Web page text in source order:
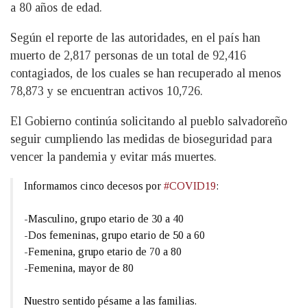
a 80 años de edad.
Según el reporte de las autoridades, en el país han
muerto de 2,817 personas de un total de 92,416
contagiados, de los cuales se han recuperado al menos
78,873 y se encuentran activos 10,726.
El Gobierno continúa solicitando al pueblo salvadoreño
seguir cumpliendo las medidas de bioseguridad para
vencer la pandemia y evitar más muertes.
Informamos cinco decesos por #COVID19:
-Masculino, grupo etario de 30 a 40
-Dos femeninas, grupo etario de 50 a 60
-Femenina, grupo etario de 70 a 80
-Femenina, mayor de 80
Nuestro sentido pésame a las familias.